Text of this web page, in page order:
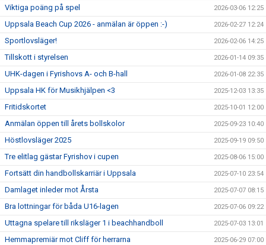
Viktiga poäng på spel 2026-03-06 12:25
Uppsala Beach Cup 2026 - anmälan är öppen :-) 2026-02-27 12:24
Sportlovsläger! 2026-02-06 14:25
Tillskott i styrelsen 2026-01-14 09:35
UHK-dagen i Fyrishovs A- och B-hall 2026-01-08 22:35
Uppsala HK för Musikhjälpen <3 2025-12-03 13:35
Fritidskortet 2025-10-01 12:00
Anmälan öppen till årets bollskolor 2025-09-23 10:40
Höstlovsläger 2025 2025-09-19 09:50
Tre elitlag gästar Fyrishov i cupen 2025-08-06 15:00
Fortsätt din handbollskarriär i Uppsala 2025-07-10 23:54
Damlaget inleder mot Årsta 2025-07-07 08:15
Bra lottningar för båda U16-lagen 2025-07-06 09:22
Uttagna spelare till riksläger 1 i beachhandboll 2025-07-03 13:01
Hemmapremiär mot Cliff för herrarna 2025-06-29 07:00